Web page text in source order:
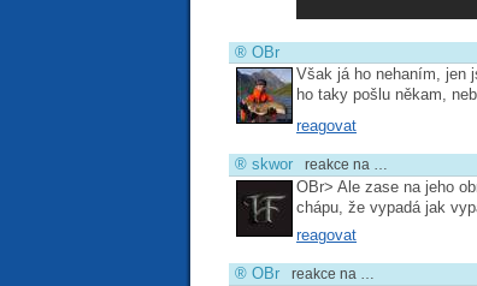
® OBr
Však já ho nehaním, jen
ho taky pošlu někam,
reagovat
® skwor reakce na …
OBr> Ale zase na jeho
chápu, že vypadá jak
reagovat
® OBr reakce na …